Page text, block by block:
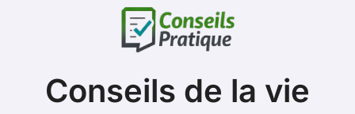
Conseils de la vie